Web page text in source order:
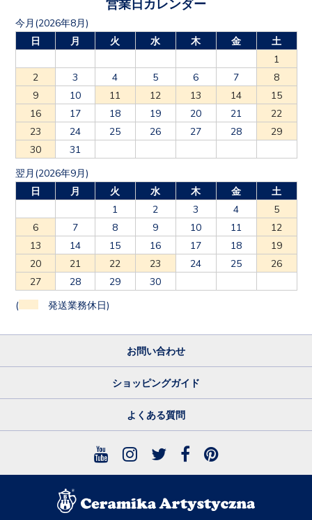
営業日カレンダー
今月(2026年8月)
日
月 火 水 木 金
土
1
2
3 4 5 6 7
8
9
10 11 12 13 14
15
16
17 18 19 20 21
22
23
24 25 26 27 28
29
30
31
翌月(2026年9月)
日
月 火 水 木 金
土
1
2 3 4
5
6
7 8 9 10 11
12
13
14 15 16 17 18
19
20
21 22 23 24 25
26
27
28 29 30
( 発送業務休日)
お問い合わせ
ショッピングガイド
よくある質問